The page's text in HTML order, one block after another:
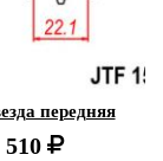
передняя
510